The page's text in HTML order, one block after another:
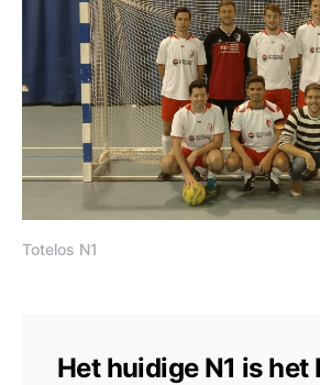
Totelos N1
Het huidige N1 is het